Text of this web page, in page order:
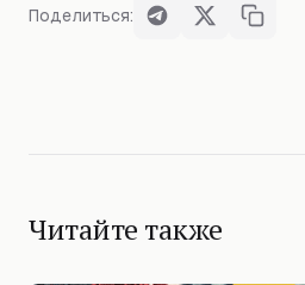
Поделиться:
Читайте также